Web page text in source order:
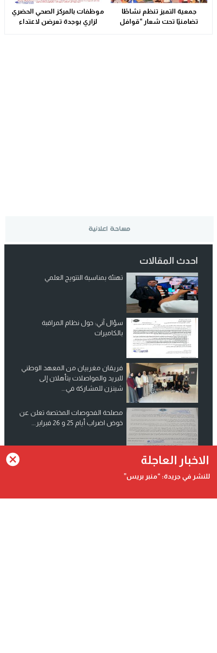
جمعية التميز تنظم نشاطًا
تضامنيًا تحت شعار “قوافل
موظفات بالمركز الصحي الحضري
لزاري بوجدة تعرضن لاعتداء
احدث المقالات
تهنئة بمناسبة التتويج العلمي
سؤال آني: حول نظام المراقبة
بالكاميرات
فريقان مغربيان من المعهد الوطني
للبريد والمواصلات يتأهلان إلى
شينزن للمشاركة في...
مصلحة الفحوصات المختصة تعلن عن
خوض اضراب أيام 25 و 26 فبراير...
انضم الينا على فيسبوك
الاخبار العاجلة
للنشر في جريدة: “منبر بريس”